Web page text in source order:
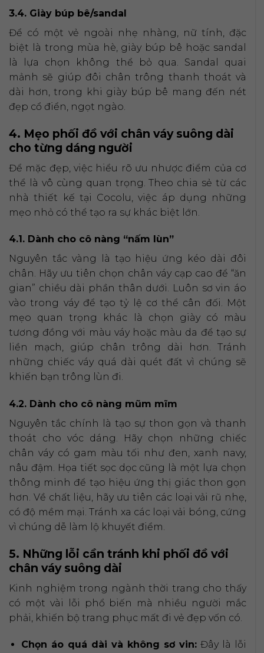
3.4. Giày búp bê/sandal
Để có một vẻ ngoài nhẹ nhàng, nữ tính, đặc
biệt là trong mùa hè, giày búp bê hoặc sandal
là lựa chọn không thể bỏ qua. Sandal quai
mảnh sẽ giúp đôi chân trông thanh thoát và
dài hơn, trong khi giày búp bê mang đến nét
đẹp cổ điển, ngọt ngào.
4. Mẹo phối đồ với chân váy suông dài
cho từng dáng người
Để mặc đẹp, việc hiểu rõ ưu nhược điểm của cơ
thể là vô cùng quan trọng. Theo chia sẻ từ các
nhà thiết kế tại Cocolu, việc áp dụng những
mẹo nhỏ có thể tạo ra sự khác biệt lớn.
4.1. Dành cho cô nàng “nấm lùn”
Nguyên tắc vàng là tạo hiệu ứng kéo dài đôi
chân. Hãy ưu tiên chọn chân váy cạp cao để “ăn
gian” chiều dài phần thân dưới. Luôn sơ vin áo
vào trong váy để tạo tỷ lệ cơ thể cân đối. Một
mẹo quan trọng khác là chọn giày có màu
tương đồng với màu váy hoặc màu da để tạo sự
liền mạch, giúp chân trông dài hơn. Tránh
những chiếc váy quá dài quét đất vì chúng sẽ
khiến bạn trông lùn đi.
4.2. Dành cho cô nàng mũm mĩm
Nguyên tắc chính là tạo sự thon gọn và thanh
thoát cho vóc dáng. Hãy chọn những chiếc
chân váy có gam màu tối như đen, xanh navy,
nâu đậm. Họa tiết sọc dọc cũng là một lựa chọn
thông minh để tạo hiệu ứng thị giác thon gọn
hơn. Về chất liệu, hãy ưu tiên các loại vải rũ nhẹ,
có độ mềm mại. Tránh xa các loại vải bóng, cứng
vì chúng dễ làm lộ khuyết điểm.
5. Những lỗi cần tránh khi phối đồ với
chân váy suông dài
Kinh nghiệm trong ngành thời trang cho thấy
có một vài lỗi phổ biến mà nhiều người mắc
phải, khiến bộ trang phục mất đi vẻ đẹp vốn có.
Chọn áo quá dài và không sơ vin:Đây là lỗi